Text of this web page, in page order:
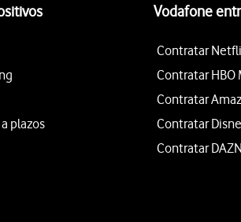
plazos
Vodafone
Contratar
Contratar HBO
Contratar
Contratar
Contratar DAZN